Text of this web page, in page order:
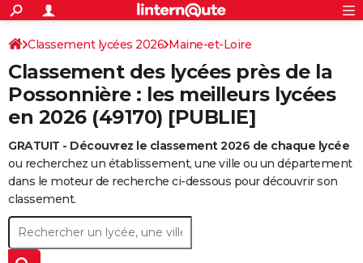
ACTUALITÉS
Politique
Société
Faits Divers
Education
Monde
Villes
+
SPORT
Coupe du monde 2026
Football
Tennis
Cyclisme
Rugby
Forum
Programme TV
TNT
Streaming
Cinéma
Sorties cinéma
Musique
+
FINANCE
Retraite
Impôts
Epargne
Immobilier
Risques naturels par ville
Banque
Assurance
Crédit
AUTO
Essais
Réserver un essai
Citadines
Berlines
SUV
Forum auto
+
HIGH-TECH
BRICOLAGE
Forum
Aménagement intérieur
Extérieur
Cuisine
Salle de bains
Jardinage
Rangement
+WEEK-END
S'inscrire
Connexion
Classement lycées 2026 Maine-et-Loire
Classement des lycées près de la
Possonnière : les meilleurs lycées
en 2026 (49170) [PUBLIE]
GRATUIT - Découvrez le classement 2026 de chaque lycée
ou recherchez un établissement, une ville ou un département
dans le moteur de recherche ci-dessous pour découvrir son
classement.